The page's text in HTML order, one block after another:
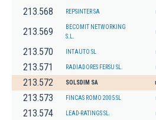
213.568 REPSINTER SA
213.569
BECOMIT NETWORKING
S.L.
213.570 INTAUTO SL
213.571 RADIADORES FERSU SL.
213.572 SOLSDIM SA
213.573 FINCAS ROMO 2005 SL
213.574 LEAD-RATINGS SL.